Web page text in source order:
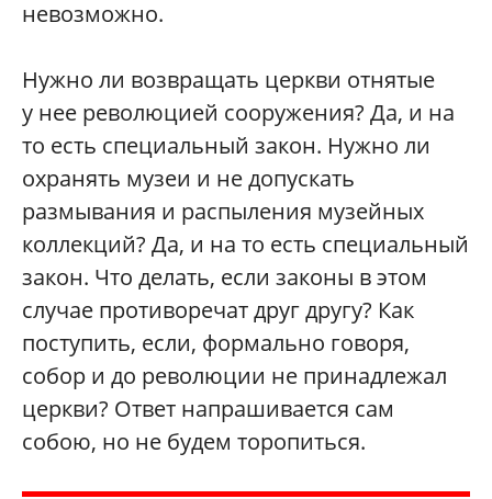
невозможно.
Нужно ли возвращать церкви отнятые
у нее революцией сооружения? Да, и на
то есть специальный закон. Нужно ли
охранять музеи и не допускать
размывания и распыления музейных
коллекций? Да, и на то есть специальный
закон. Что делать, если законы в этом
случае противоречат друг другу? Как
поступить, если, формально говоря,
собор и до революции не принадлежал
церкви? Ответ напрашивается сам
собою, но не будем торопиться.